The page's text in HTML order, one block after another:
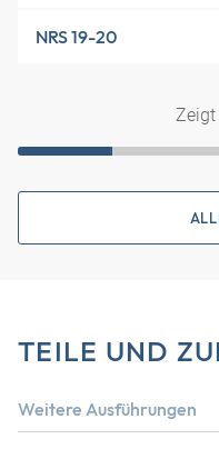
NRS 19-20
Zeigt
TEILE UND
Weitere Ausführungen